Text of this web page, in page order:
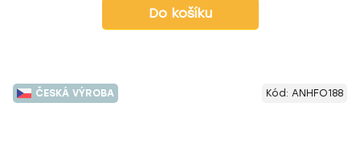
Do košíku
ČESKÁ VÝROBA Kód: ANHFO188